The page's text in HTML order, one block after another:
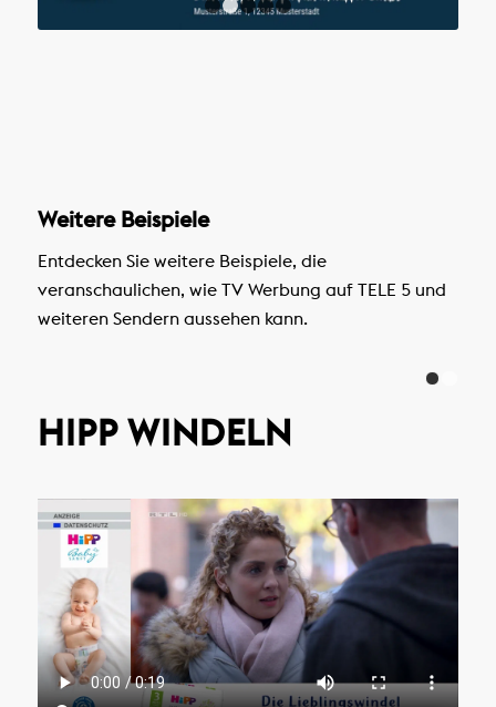
Weitere Beispiele
Entdecken Sie weitere Beispiele, die
veranschaulichen, wie TV Werbung auf TELE 5 und
weiteren Sendern aussehen kann.
HIPP WINDELN